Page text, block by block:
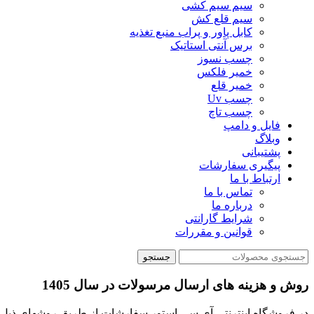
سیم سیم کشی
سیم قلع کش
کابل پاور و پراب منبع تغذیه
برس آنتی استاتیک
چسب نسوز
خمیر فلکس
خمیر قلع
چسب Uv
چسب تاچ
فایل و دامپ
وبلاگ
پشتیبانی
پیگیری سفارشات
ارتباط با ما
تماس با ما
درباره ما
شرایط گارانتی
قوانین و مقررات
جستجو
روش و هزینه های ارسال مرسولات در سال 1405